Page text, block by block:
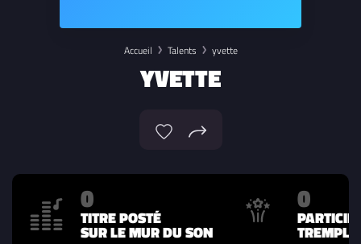
Accueil Talents yvette
YVETTE
0
TITRE POSTÉ
SUR LE MUR DU SON
0